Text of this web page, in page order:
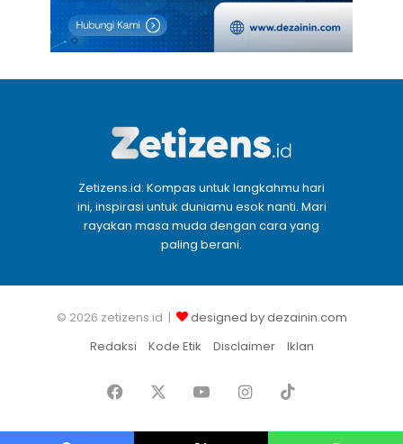
Zetizens.id: Kompas untuk langkahmu hari
ini, inspirasi untuk duniamu esok nanti. Mari
rayakan masa muda dengan cara yang
paling berani.
© 2026 zetizens.id |
designed by dezainin.com
Redaksi
Kode Etik Disclaimer Iklan
Facebook YouTubeInstagram